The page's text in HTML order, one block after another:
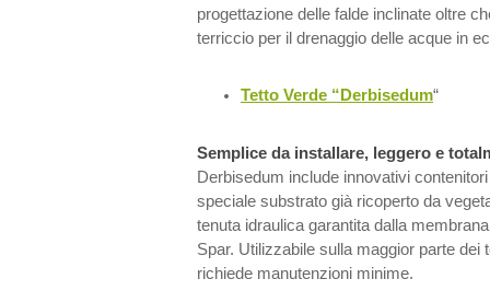
progettazione delle falde inclinate oltre
terriccio per il drenaggio delle acque in
Tetto Verde “Derbisedum“
Semplice da installare, leggero e
Derbisedum include innovativi
speciale substrato già ricoperto da
tenuta idraulica garantita dalla
Spar. Utilizzabile sulla maggior parte dei
richiede manutenzioni minime.